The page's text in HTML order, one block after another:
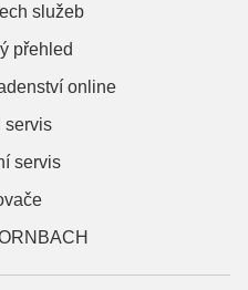
služeb
přehled
online
servis
servis